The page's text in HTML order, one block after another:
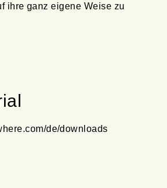
ihre ganz eigene Weise zu
de/downloads